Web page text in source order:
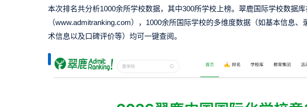
本次排名共分析1000余所学校数据，其中300所学校上榜。 翠鹿国际学校数据
（www.admitranking.com）
，1000余所国际学校的多维度数据（如基本信息
术信息以及口碑评价等）均可一键查阅。